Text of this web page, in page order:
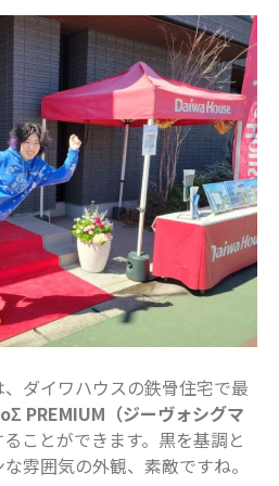
表示できるコメントはありません。
アーカイブ
2025年11月
2025年7月
2025年6月
2025年5月
2025年4月
2025年3月
2025年2月
2025年1月
2024年12月
2024年10月
2024年8月
2024年7月
ダイワハウスの鉄骨住宅で最
PREMIUM（ジーヴォシグマ
ことができます。黒を基調と
雰囲気の外観、素敵ですね。